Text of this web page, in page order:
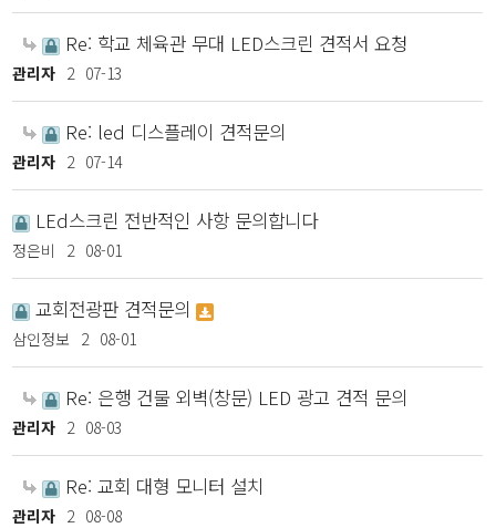
Re: 학교 체육관 무대 LED스크린 견적서 요청
관리자 2 07-13
Re: led 디스플레이 견적문의
관리자 2 07-14
LEd스크린 전반적인 사항 문의합니다
정은비 2 08-01
교회전광판 견적문의
삼인정보 2 08-01
Re: 은행 건물 외벽(창문) LED 광고 견적 문의
관리자 2 08-03
Re: 교회 대형 모니터 설치
관리자 2 08-08